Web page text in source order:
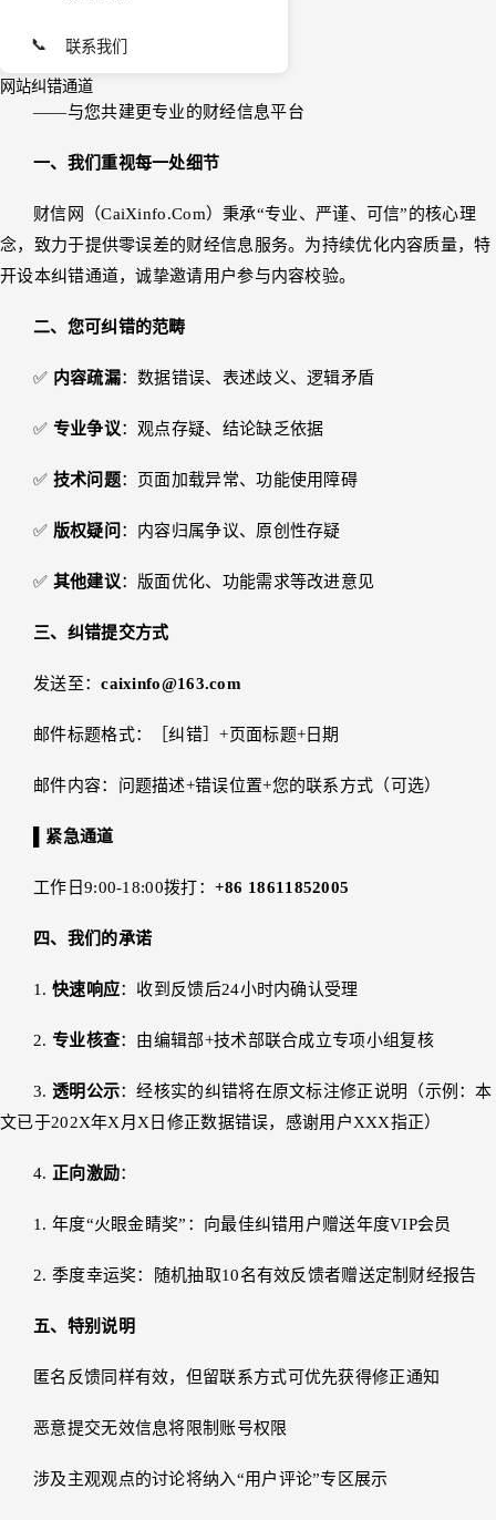
📞 联系我们
网站纠错通道
——与您共建更专业的财经信息平台
一、我们重视每一处细节
财信网（CaiXinfo.Com）秉承“专业、严谨、可信”的核心理
念，致力于提供零误差的财经信息服务。为持续优化内容质量，特
开设本纠错通道，诚挚邀请用户参与内容校验。
二、您可纠错的范畴
✅ 内容疏漏：数据错误、表述歧义、逻辑矛盾
✅ 专业争议：观点存疑、结论缺乏依据
✅ 技术问题：页面加载异常、功能使用障碍
✅ 版权疑问 ：内容归属争议、原创性存疑
✅ 其他建议：版面优化、功能需求等改进意见
三、纠错提交方式
发送至：caixinfo@163.com
邮件标题格式：［纠错］+页面标题+日期
邮件内容：问题描述+错误位置+您的联系方式（可选）
▌紧急通道
工作日9:00-18:00拨打： +86 18611852005
四、我们的承诺
1. 快速响应：收到反馈后24小时内确认受理
2. 专业核查：由编辑部+技术部联合成立专项小组复核
3. 透明公示：经核实的纠错将在原文标注修正说明（示例：本
文已于202X年X月X日修正数据错误，感谢用户XXX指正）
4. 正向激励：
1. 年度“火眼金睛奖”：向最佳纠错用户赠送年度VIP会员
2. 季度幸运奖：随机抽取10名有效反馈者赠送定制财经报告
五、特别说明
匿名反馈同样有效，但留联系方式可优先获得修正通知
恶意提交无效信息将限制账号权限
涉及主观观点的讨论将纳入“用户评论”专区展示